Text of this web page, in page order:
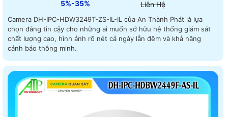
5%-35% Liên Hệ
Camera DH-IPC-HDW3249T-ZS-IL-IL của An Thành Phát là lựa
chọn đáng tin cậy cho những ai muốn sở hữu hệ thống giám sát
chất lượng cao, hình ảnh rõ nét cả ngày lẫn đêm và khả năng
cảnh báo thông minh.